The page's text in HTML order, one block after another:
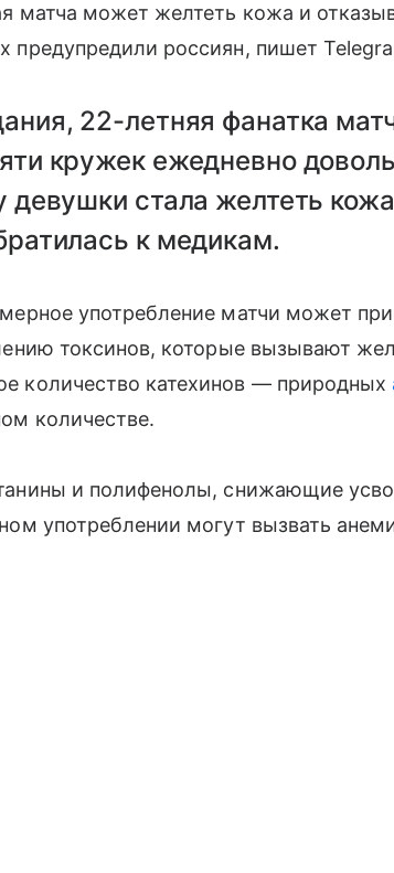
матча может желтеть кожа и
предупредили россиян, пишет
22-летняя фанатка
кружек ежедневно
девушки стала желтеть
к медикам.
употребление матчи может
токсинов, которые вызывают
количество катехинов — природных
количестве.
и полифенолы, снижающие
употреблении могут вызвать